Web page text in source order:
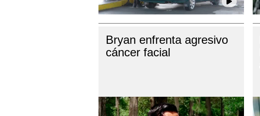
Bryan enfrenta agresivo
cáncer facial